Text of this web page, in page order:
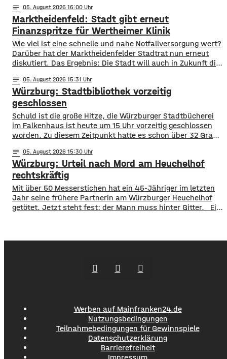
so viele Fahrgäste transportiert wie nie zuvor. Insgesamt
waren knapp 18 Millionen Menschen im öffentlichen
Nahverkehr unterwegs. ​Besonders deutlich zeigt sich
notes 05. August 2026 16:00
Marktheidenfeld: Stadt gibt erneut
Finanzspritze für Wertheimer Klinik
​​Wie viel ist eine schnelle und nahe Notfallversorgung wert?
Darüber hat der Marktheidenfelder Stadtrat nun erneut
diskutiert. Das Ergebnis: Die Stadt will auch in Zukunft die
finanziell unterstützen. ​Über 31.000 Euro fließen in
diesem Jahr an den entsprechenden Förderverein des
Krankenhauses. Denn: Allein im letzten Jahr haben sich
120 Menschen aus Marktheidenfeld
notes 05. August 2026 15:31
Würzburg: Stadtbibliothek vorzeitig
geschlossen
Schuld ist die große Hitze, die Würzburger Stadtbücherei
im Falkenhaus ist heute um 15 Uhr vorzeitig geschlossen
worden. Zu diesem Zeitpunkt hatte es schon über 32 Grad
vorzeitige Schließung begründet die Stadt mit dem Schutz
der Gesundheit der Besucher, vor allem aber auch der
Beschäftigten in der Stadtbücherei. Das
notes 05. August 2026 15:30
Würzburg: Urteil nach Mord am Heuchelhof
rechtskräftig
​​Mit über 50 Messerstichen hat ein 45-Jähriger im letzten
Jahr seine frühere Partnerin am Würzburger Heuchelhof
getötet. Jetzt steht fest: der Mann muss hinter Gitter. ​Ein
Werben auf Mainfranken24.de
Nutzungsbedingungen
Teilnahmebedingungen für Gewinnspiele
Datenschutzerklärung
Barrierefreiheit